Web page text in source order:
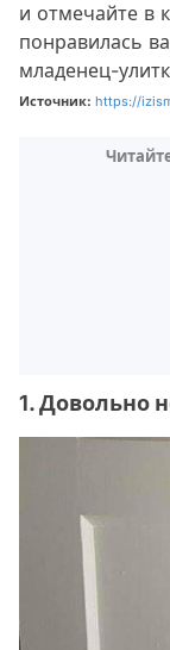
и отмечайте в
понравилась
младенец-
Источник: https://
1. Довольно